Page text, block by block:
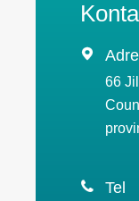

66
 Tel